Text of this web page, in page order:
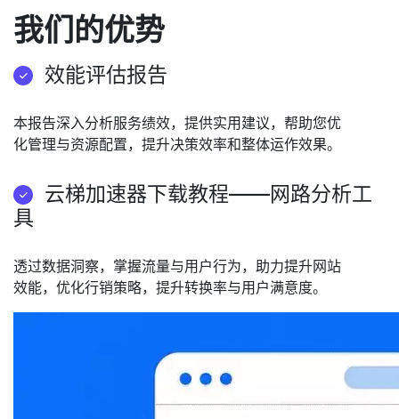
我们的优势
效能评估报告
本报告深入分析服务绩效，提供实用建议，帮助您优
化管理与资源配置，提升决策效率和整体运作效果。
云梯加速器下载教程——网路分析工
具
透过数据洞察，掌握流量与用户行为，助力提升网站
效能，优化行销策略，提升转换率与用户满意度。